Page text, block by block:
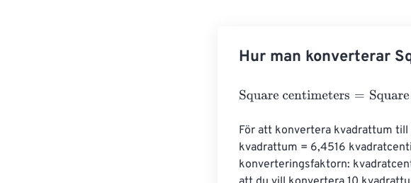
Hur man konverterar
Square centimeters=Square
För att konvertera kvadrattum
kvadrattum = 6,4516
konverteringsfaktorn: